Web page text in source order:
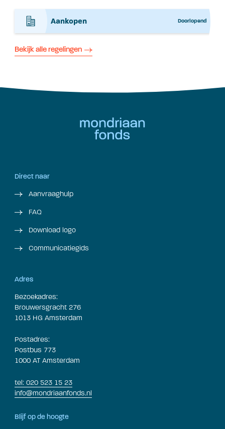
Aankopen Doorlopend
Bekijk alle regelingen
Direct naar
Aanvraaghulp
FAQ
Download logo
Communicatiegids
Adres
Bezoekadres:
Brouwersgracht 276
1013 HG Amsterdam
Postadres:
Postbus 773
1000 AT Amsterdam
tel: 020 523 15 23
info@mondriaanfonds.nl
Blijf op de hoogte